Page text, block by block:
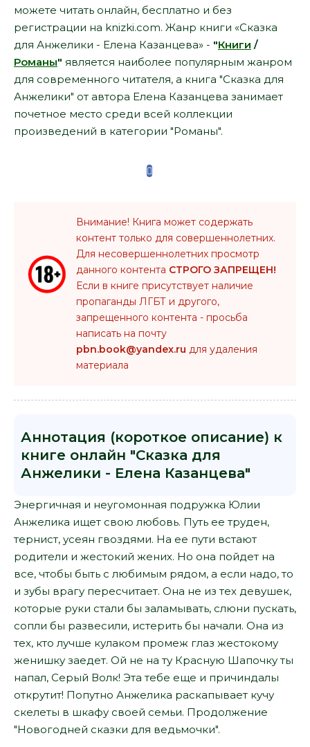
можете читать онлайн, бесплатно и без
регистрации на knizki.com. Жанр книги «Сказка
для Анжелики - Елена Казанцева» - "Книги /
Романы" является наиболее популярным жанром
для современного читателя, а книга "Сказка для
Анжелики" от автора Елена Казанцева занимает
почетное место среди всей коллекции
произведений в категории "Романы".
Внимание! Книга может содержать
контент только для совершеннолетних.
Для несовершеннолетних просмотр
данного контента СТРОГО ЗАПРЕЩЕН!
Если в книге присутствует наличие
пропаганды ЛГБТ и другого,
запрещенного контента - просьба
написать на почту
pbn.book@yandex.ru для удаления
материала
Аннотация (короткое описание) к
книге онлайн "Сказка для
Анжелики - Елена Казанцева"
Энергичная и неугомонная подружка Юлии
Анжелика ищет свою любовь. Путь ее труден,
тернист, усеян гвоздями. На ее пути встают
родители и жестокий жених. Но она пойдет на
все, чтобы быть с любимым рядом, а если надо, то
и зубы врагу пересчитает. Она не из тех девушек,
которые руки стали бы заламывать, слюни пускать,
сопли бы развесили, истерить бы начали. Она из
тех, кто лучше кулаком промеж глаз жестокому
женишку заедет. Ой не на ту Красную Шапочку ты
напал, Серый Волк! Эта тебе еще и причиндалы
открутит! Попутно Анжелика раскапывает кучу
скелеты в шкафу своей семьи. Продолжение
"Новогодней сказки для ведьмочки".